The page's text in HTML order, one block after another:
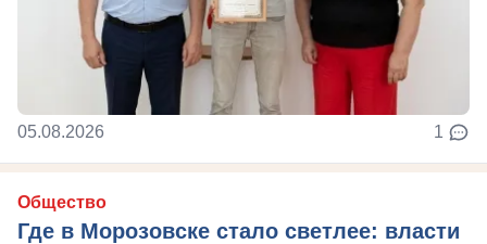
05.08.2026 1
Общество
Где в Морозовске стало светлее: власти